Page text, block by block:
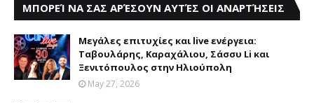
ΜΠΟΡΕΊ ΝΑ ΣΑΣ ΑΡΈΣΟΥΝ ΑΥΤΈΣ ΟΙ ΑΝΑΡΤΉΣΕΙΣ
Μεγάλες επιτυχίες και live ενέργεια:
Ταβουλάρης, Καραχάλιου, Σάσσυ Li και
Ξενιτόπουλος στην Ηλιούπολη
May 27, 2026